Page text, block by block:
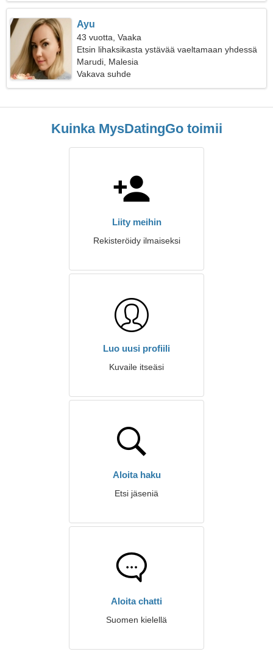
Ayu
43 vuotta, Vaaka
Etsin lihaksikasta ystävää vaeltamaan yhdessä
Marudi, Malesia
Vakava suhde
Kuinka MysDatingGo toimii
Liity meihin
Rekisteröidy ilmaiseksi
Luo uusi profiili
Kuvaile itseäsi
Aloita haku
Etsi jäseniä
Aloita chatti
Suomen kielellä